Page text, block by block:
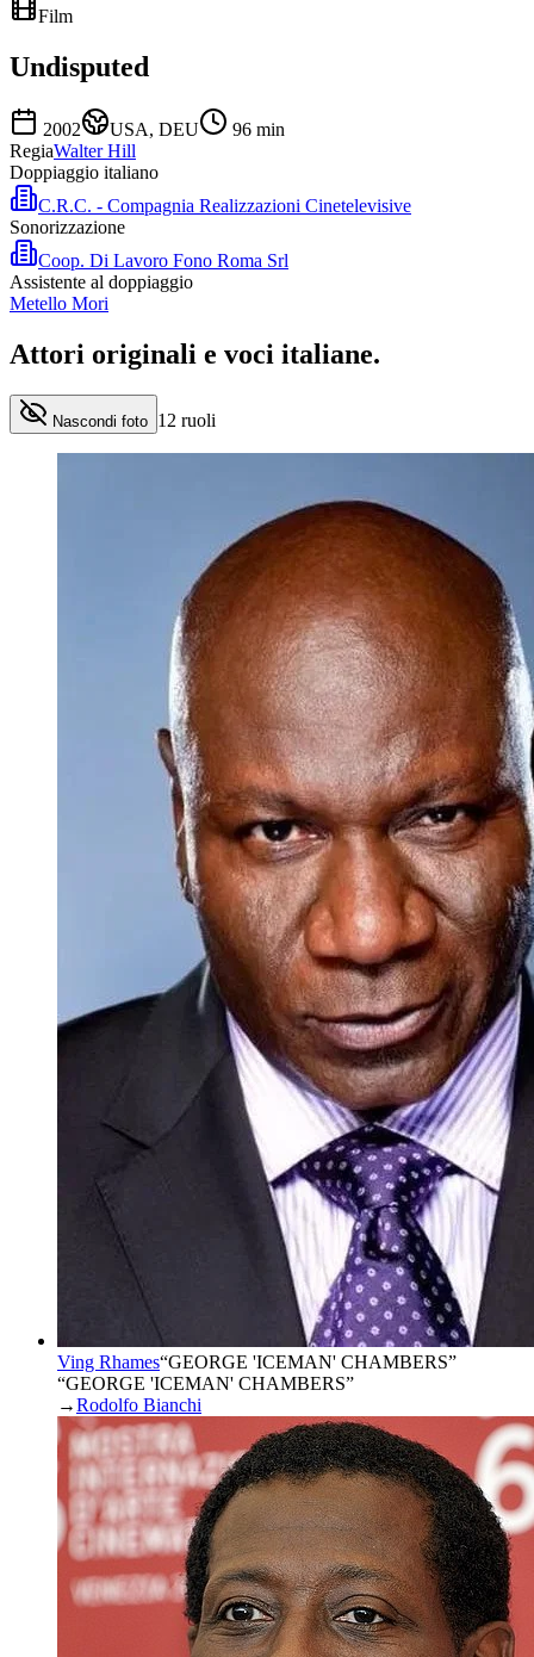
Film
Undisputed
2002 USA, DEU 96 min
RegiaWalter Hill
Doppiaggio italiano
C.R.C. - Compagnia Realizzazioni Cinetelevisive
Sonorizzazione
Coop. Di Lavoro Fono Roma Srl
Assistente al doppiaggio
Metello Mori
Attori originali e voci italiane.
Nascondi foto 12 ruoli
Ving Rhames“GEORGE 'ICEMAN' CHAMBERS”
“GEORGE 'ICEMAN' CHAMBERS”
→Rodolfo Bianchi